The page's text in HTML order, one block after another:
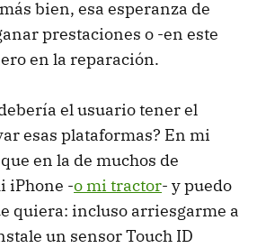
bien, esa esperanza de
prestaciones o -en este
en la reparación.
el usuario tener el
esas plataformas? En mi
en la de muchos de
iPhone -o mi tractor- y puedo
quiera: incluso arriesgarme a
un sensor Touch ID